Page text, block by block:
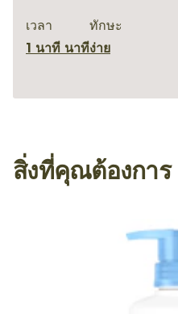
เวลา
1 นาที นาที
ทักษะ
ง่าย
สิ่งที่คุณต้องการ